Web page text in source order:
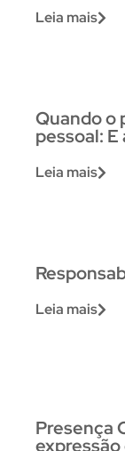
Leia mais
Quando o
pessoal: E
Leia mais
Leia mais
Presença